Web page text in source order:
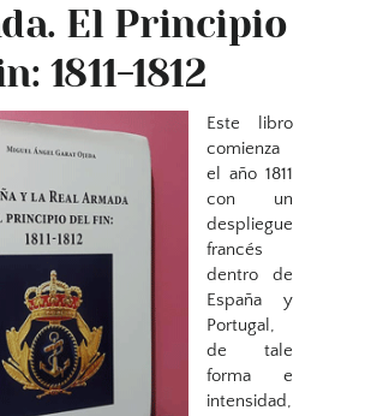
El Principio
1811-1812
Este libro
comienza
el año 1811
con un
despliegue
francés
dentro de
España y
Portugal,
de tale
forma e
intensidad,